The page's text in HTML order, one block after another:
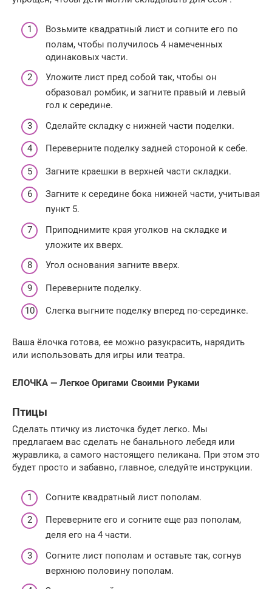
Возьмите квадратный лист и согните его по
полам, чтобы получилось 4 намеченных
одинаковых части.
Уложите лист пред собой так, чтобы он
образовал ромбик, и загните правый и левый
гол к середине.
Сделайте складку с нижней части поделки.
Переверните поделку задней стороной к себе.
Загните краешки в верхней части складки.
Загните к середине бока нижней части, учитывая
пункт 5.
Приподнимите края уголков на складке и
уложите их вверх.
Угол основания загните вверх.
Переверните поделку.
Слегка выгните поделку вперед по-серединке.
Ваша ёлочка готова, ее можно разукрасить, нарядить
или использовать для игры или театра.
ЕЛОЧКА — Легкое Оригами Своими Руками
Птицы
Сделать птичку из листочка будет легко. Мы
предлагаем вас сделать не банального лебедя или
журавлика, а самого настоящего пеликана. При этом это
будет просто и забавно, главное, следуйте инструкции.
Согните квадратный лист пополам.
Переверните его и согните еще раз пополам,
деля его на 4 части.
Согните лист пополам и оставьте так, согнув
верхнюю половину пополам.